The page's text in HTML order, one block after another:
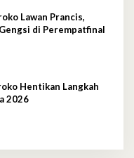
Lawan Prancis,
di Perempatfinal
Hentikan Langkah
2026